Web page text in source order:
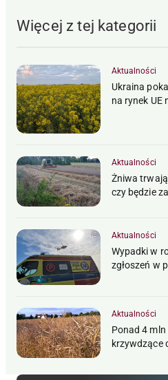
Więcej z tej kategorii
Aktualności
Ukraina
na rynek UE
Aktualności
Żniwa
czy będzie
Aktualności
Wypadki w
zgłoszeń w
Aktualności
Ponad 4
krzywdzące